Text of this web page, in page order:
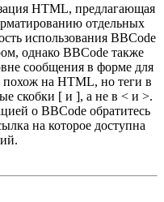
HTML, предлагающая
отдельных
использования BBCode
однако BBCode также
сообщения в форме для
похож на HTML, но теги в
скобки [ и ], а не в < и >.
о BBCode обратитесь
на которое доступна